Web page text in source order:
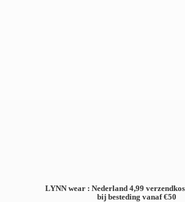
LYNN wear : Nederland 4,99
bij besteding vanaf €50